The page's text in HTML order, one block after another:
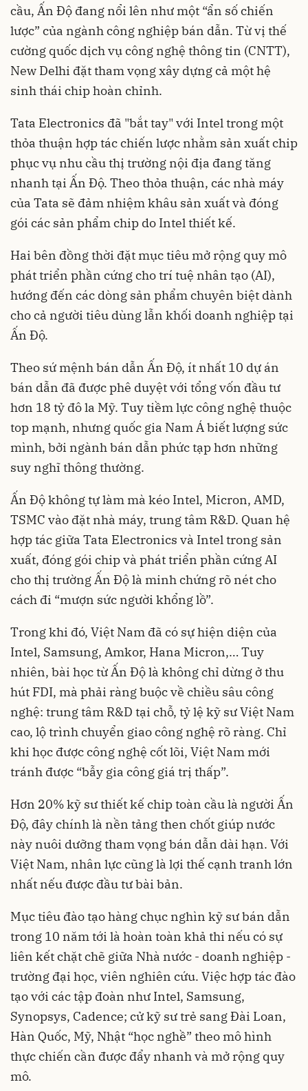
cầu, Ấn Độ đang nổi lên như một “ẩn số chiến
lược” của ngành công nghiệp bán dẫn. Từ vị thế
cường quốc dịch vụ công nghệ thông tin (CNTT),
New Delhi đặt tham vọng xây dựng cả một hệ
sinh thái chip hoàn chỉnh.
Tata Electronics đã "bắt tay" với Intel trong một
thỏa thuận hợp tác chiến lược nhằm sản xuất chip
phục vụ nhu cầu thị trường nội địa đang tăng
nhanh tại Ấn Độ. Theo thỏa thuận, các nhà máy
của Tata sẽ đảm nhiệm khâu sản xuất và đóng
gói các sản phẩm chip do Intel thiết kế.
Hai bên đồng thời đặt mục tiêu mở rộng quy mô
phát triển phần cứng cho trí tuệ nhân tạo (AI),
hướng đến các dòng sản phẩm chuyên biệt dành
cho cả người tiêu dùng lẫn khối doanh nghiệp tại
Ấn Độ.
Theo sứ mệnh bán dẫn Ấn Độ, ít nhất 10 dự án
bán dẫn đã được phê duyệt với tổng vốn đầu tư
hơn 18 tỷ đô la Mỹ. Tuy tiềm lực công nghệ thuộc
top mạnh, nhưng quốc gia Nam Á biết lượng sức
mình, bởi ngành bán dẫn phức tạp hơn những
suy nghĩ thông thường.
Ấn Độ không tự làm mà kéo Intel, Micron, AMD,
TSMC vào đặt nhà máy, trung tâm R&D. Quan hệ
hợp tác giữa Tata Electronics và Intel trong sản
xuất, đóng gói chip và phát triển phần cứng AI
cho thị trường Ấn Độ là minh chứng rõ nét cho
cách đi “mượn sức người khổng lồ”.
Trong khi đó, Việt Nam đã có sự hiện diện của
Intel, Samsung, Amkor, Hana Micron,… Tuy
nhiên, bài học từ Ấn Độ là không chỉ dừng ở thu
hút FDI, mà phải ràng buộc về chiều sâu công
nghệ: trung tâm R&D tại chỗ, tỷ lệ kỹ sư Việt Nam
cao, lộ trình chuyển giao công nghệ rõ ràng. Chỉ
khi học được công nghệ cốt lõi, Việt Nam mới
tránh được “bẫy gia công giá trị thấp”.
Hơn 20% kỹ sư thiết kế chip toàn cầu là người Ấn
Độ, đây chính là nền tảng then chốt giúp nước
này nuôi dưỡng tham vọng bán dẫn dài hạn. Với
Việt Nam, nhân lực cũng là lợi thế cạnh tranh lớn
nhất nếu được đầu tư bài bản.
Mục tiêu đào tạo hàng chục nghìn kỹ sư bán dẫn
trong 10 năm tới là hoàn toàn khả thi nếu có sự
liên kết chặt chẽ giữa Nhà nước - doanh nghiệp -
trường đại học, viên nghiên cứu. Việc hợp tác đào
tạo với các tập đoàn như Intel, Samsung,
Synopsys, Cadence; cử kỹ sư trẻ sang Đài Loan,
Hàn Quốc, Mỹ, Nhật “học nghề” theo mô hình
thực chiến cần được đẩy nhanh và mở rộng quy
mô.